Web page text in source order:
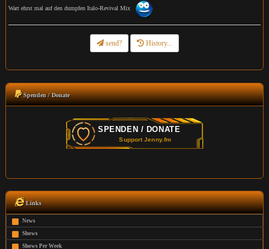
Wart ehrst mal auf den dumpfen Italo-Revival Mix
send? History...
Spenden / Donate
Links
News
Shows
Shows Per Week